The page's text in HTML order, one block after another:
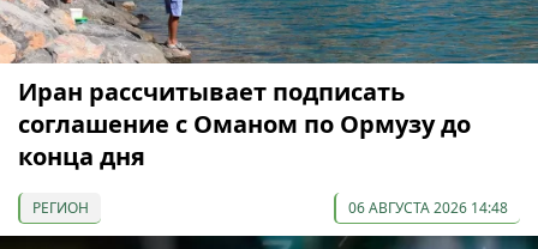
Иран рассчитывает подписать
соглашение с Оманом по Ормузу до
конца дня
РЕГИОН 06 АВГУСТА 2026 14:48